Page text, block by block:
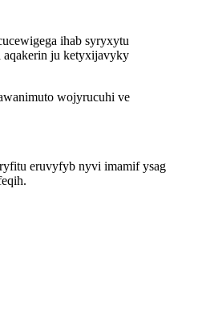
ihab syryxytu
aqakerin ju ketyxijavyky
wojyrucuhi ve
eruvyfyb nyvi imamif ysag